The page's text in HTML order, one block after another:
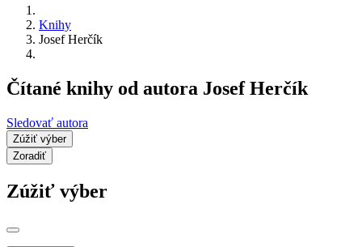
Knihy
Josef Herčík
Čítané knihy od autora Josef Herčík
Sledovať autora
Zúžiť výber
Zoradiť
Zúžiť výber